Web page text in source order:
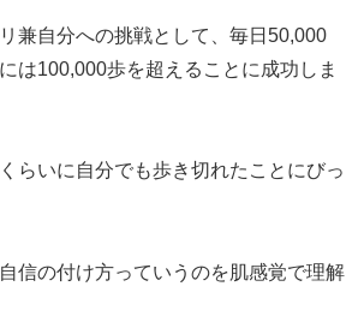
兼自分への挑戦として、毎日50,000
は100,000歩を超えることに成功しま
らいに自分でも歩き切れたことにびっ
信の付け方っていうのを肌感覚で理解